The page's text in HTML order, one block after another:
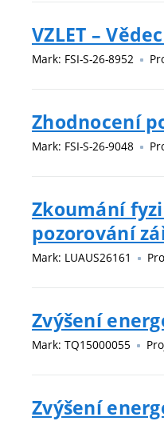
VZLET –
Mark: FSI-S-26-8952
Zhodnocení
Mark: FSI-S-26-9048
Zkoumání
pozorování
Mark: LUAUS26161
Zvýšení
Mark: TQ15000055
Zvýšení